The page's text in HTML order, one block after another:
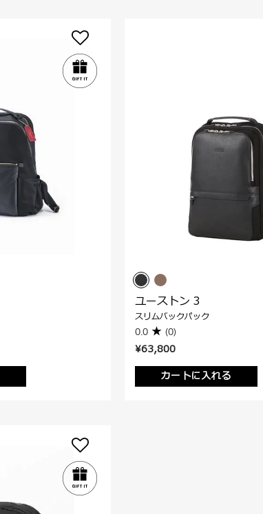
¥63,800
カートに入れる
ユーストン 3
スリムバックパック
0.0 (0)